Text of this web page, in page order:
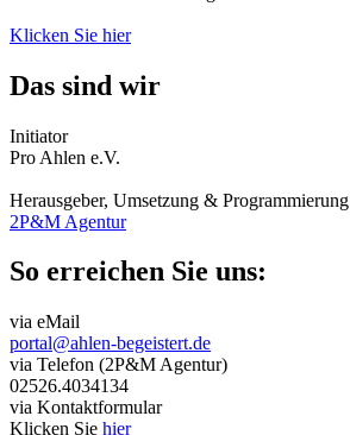
Klicken Sie hier
Das sind wir
Initiator
Pro Ahlen e.V.
Herausgeber, Umsetzung & Programmierung
2P&M Agentur
So erreichen Sie uns:
via eMail
portal@ahlen-begeistert.de
via Telefon (2P&M Agentur)
02526.4034134
via Kontaktformular
Klicken Sie hier